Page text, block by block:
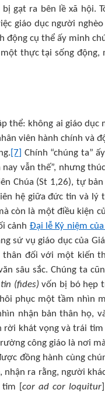
gạt ra bên lề xã hội.
giáo dục người
động cụ thể ấy minh
thực tại sống
thể: không ai giáo dục
viên hành chính và
[7] Chính “chúng ta”
vẫn thế”, nhưng
Chúa (St 1,26), tự
hệ giữa đức tin và
còn là một điều kiện
cảnh Đại lễ Kỷ niệm
sứ vụ giáo dục của
thân đối với một kiến
sâu sắc. Chúng ta
(fides) vốn bị bó hẹp
phục một tầm nhìn
nhận bản thân họ,
rời khát vọng và trái
công giáo là nơi
đồng hành cùng
nhận ra rằng, người
tim [cor ad cor loquitur